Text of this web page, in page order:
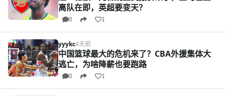
离队在即，英超要变天？
0 1
yyykc4天前
中国篮球最大的危机来了？CBA外援集体大
逃亡，为啥降薪也要跑路
0 1